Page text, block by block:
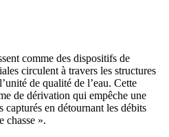
comme des dispositifs de
circulent à travers les structures
de qualité de l’eau. Cette
de dérivation qui empêche une
capturés en détournant les débits
chasse ».